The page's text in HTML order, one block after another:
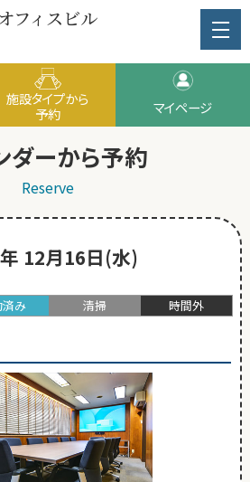
フィスビル
施設タイプから
予約
マイページ
ダーから予約
Reserve
12月16日(水)
み 清掃 時間外